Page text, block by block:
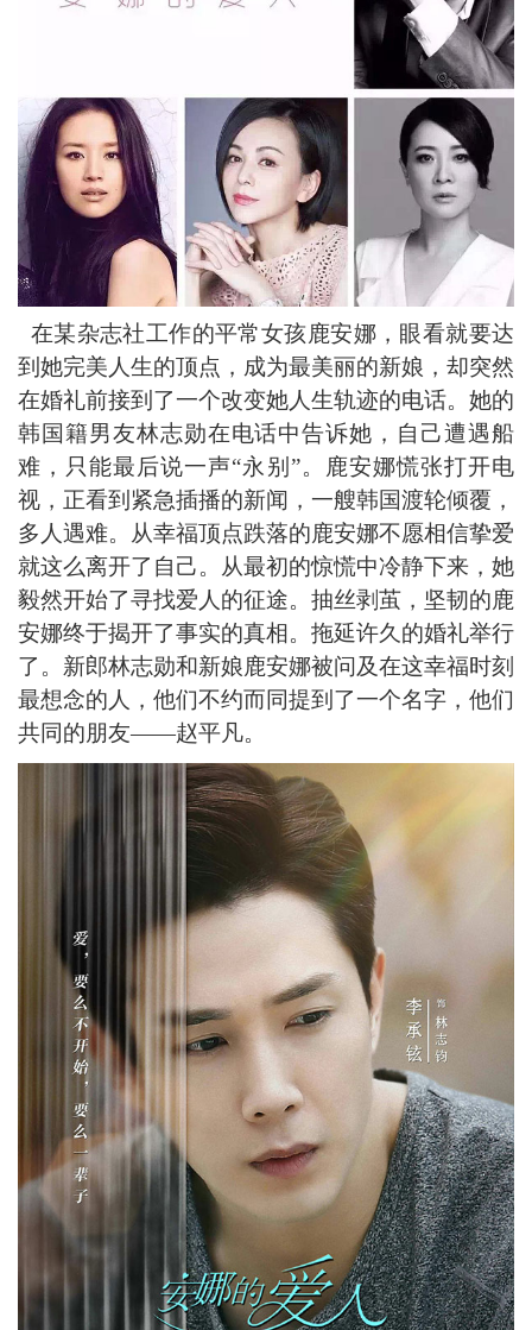
在某杂志社工作的平常女孩鹿安娜，眼看就要达
到她完美人生的顶点，成为最美丽的新娘，却突然
在婚礼前接到了一个改变她人生轨迹的电话。她的
韩国籍男友林志勋在电话中告诉她，自己遭遇船
难，只能最后说一声“永别”。鹿安娜慌张打开电
视，正看到紧急插播的新闻，一艘韩国渡轮倾覆，
多人遇难。从幸福顶点跌落的鹿安娜不愿相信挚爱
就这么离开了自己。从最初的惊慌中冷静下来，她
毅然开始了寻找爱人的征途。抽丝剥茧，坚韧的鹿
安娜终于揭开了事实的真相。拖延许久的婚礼举行
了。新郎林志勋和新娘鹿安娜被问及在这幸福时刻
最想念的人，他们不约而同提到了一个名字，他们
共同的朋友――赵平凡。